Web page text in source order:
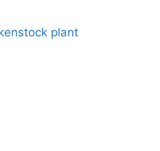
plant